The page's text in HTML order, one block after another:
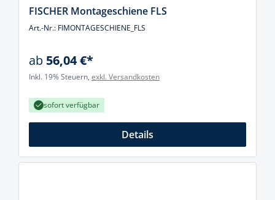
FISCHER Montageschiene FLS
Art.-Nr.: FIMONTAGESCHIENE_FLS
ab 56,04 €*
Inkl. 19% Steuern, exkl. Versandkosten
sofort verfügbar
Details